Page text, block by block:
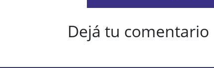
Dejá tu comentario